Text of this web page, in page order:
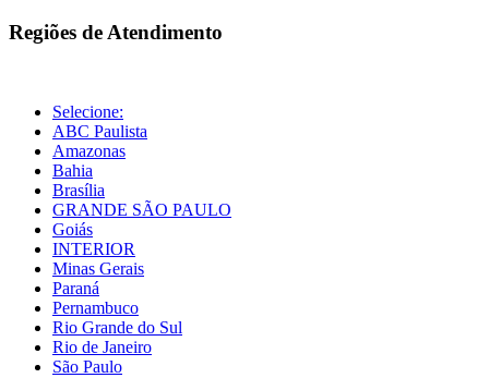
Regiões de Atendimento
Selecione:
ABC Paulista
Amazonas
Bahia
Brasília
GRANDE SÃO PAULO
Goiás
INTERIOR
Minas Gerais
Paraná
Pernambuco
Rio Grande do Sul
Rio de Janeiro
São Paulo